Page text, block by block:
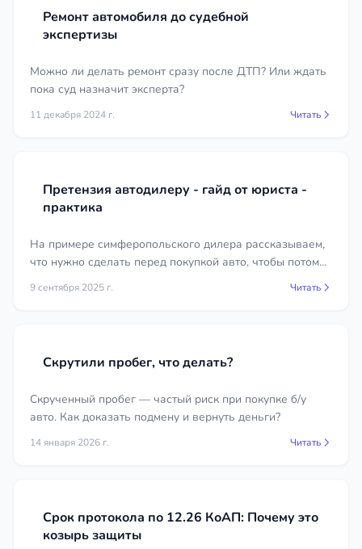
Ремонт автомобиля до судебной
экспертизы
Можно ли делать ремонт сразу после ДТП? Или ждать
пока суд назначит эксперта?
11 декабря 2024 г. Читать
Претензия автодилеру - гайд от юриста -
практика
На примере симферопольского дилера рассказываем,
что нужно сделать перед покупкой авто, чтобы потом
можно было получить ремонт или возврат денег.
9 сентября 2025 г. Читать
Скрутили пробег, что делать?
Скрученный пробег — частый риск при покупке б/у
авто. Как доказать подмену и вернуть деньги?
14 января 2026 г. Читать
Срок протокола по 12.26 КоАП: Почему это
козырь защиты